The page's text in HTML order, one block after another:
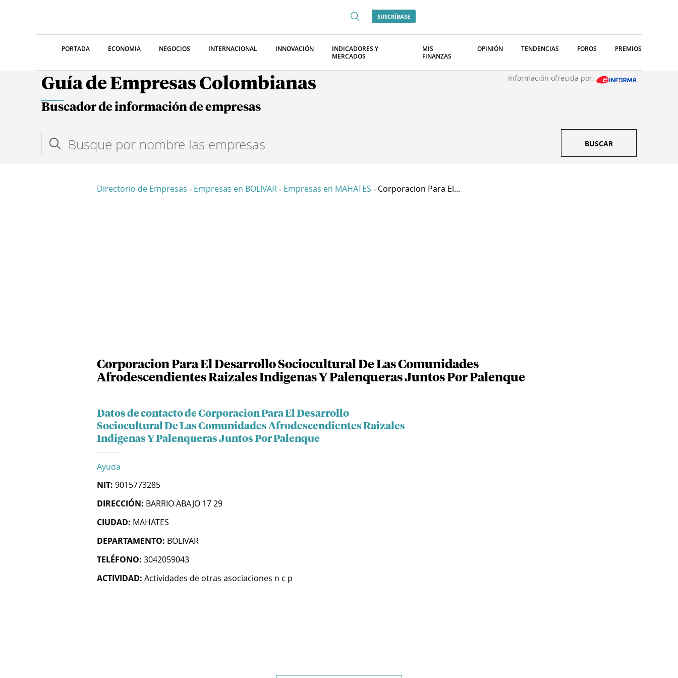
SUSCRÍBASE
PORTADA ECONOMIA NEGOCIOS INTERNACIONAL INNOVACIÓN
INDICADORES Y
MERCADOS
MIS
FINANZAS
OPINIÓN TENDENCIAS FOROS PREMIOS
Guía de Empresas Colombianas Información ofrecida por:
Buscador de información de empresas
BUSCAR
Directorio de Empresas - Empresas en BOLIVAR - Empresas en MAHATES - Corporacion Para El...
Corporacion Para El Desarrollo Sociocultural De Las Comunidades
Afrodescendientes Raizales Indigenas Y Palenqueras Juntos Por Palenque
Datos de contacto de Corporacion Para El Desarrollo
Sociocultural De Las Comunidades Afrodescendientes Raizales
Indigenas Y Palenqueras Juntos Por Palenque
Ayuda
NIT: 9015773285
DIRECCIÓN: BARRIO ABAJO 17 29
CIUDAD: MAHATES
DEPARTAMENTO: BOLIVAR
TELÉFONO: 3042059043
ACTIVIDAD: Actividades de otras asociaciones n c p